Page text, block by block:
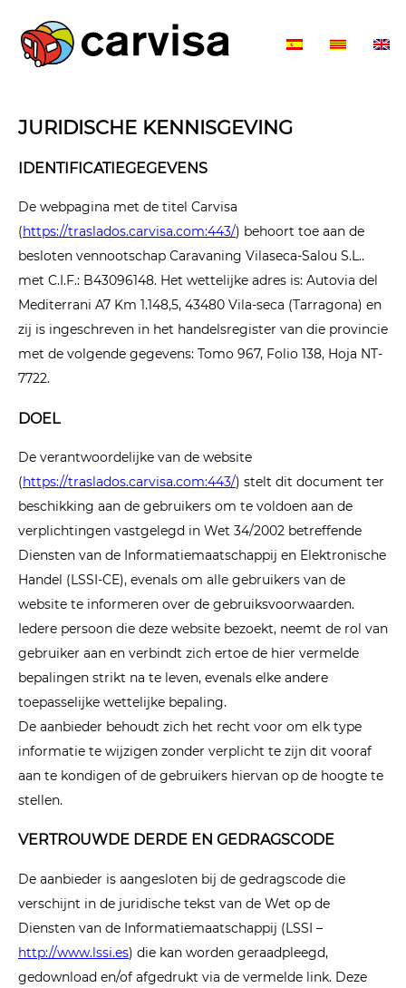
JURIDISCHE KENNISGEVING
IDENTIFICATIEGEGEVENS
De webpagina met de titel Carvisa
(https://traslados.carvisa.com:443/) behoort toe aan de
besloten vennootschap Caravaning Vilaseca-Salou S.L..
met C.I.F.: B43096148. Het wettelijke adres is: Autovia del
Mediterrani A7 Km 1.148,5, 43480 Vila-seca (Tarragona) en
zij is ingeschreven in het handelsregister van die provincie
met de volgende gegevens: Tomo 967, Folio 138, Hoja NT-
7722.
DOEL
De verantwoordelijke van de website
(https://traslados.carvisa.com:443/) stelt dit document ter
beschikking aan de gebruikers om te voldoen aan de
verplichtingen vastgelegd in Wet 34/2002 betreffende
Diensten van de Informatiemaatschappij en Elektronische
Handel (LSSI-CE), evenals om alle gebruikers van de
website te informeren over de gebruiksvoorwaarden.
Iedere persoon die deze website bezoekt, neemt de rol van
gebruiker aan en verbindt zich ertoe de hier vermelde
bepalingen strikt na te leven, evenals elke andere
toepasselijke wettelijke bepaling.
De aanbieder behoudt zich het recht voor om elk type
informatie te wijzigen zonder verplicht te zijn dit vooraf
aan te kondigen of de gebruikers hiervan op de hoogte te
stellen.
VERTROUWDE DERDE EN GEDRAGSCODE
De aanbieder is aangesloten bij de gedragscode die
verschijnt in de juridische tekst van de Wet op de
Diensten van de Informatiemaatschappij (LSSI –
http://www.lssi.es) die kan worden geraadpleegd,
gedownload en/of afgedrukt via de vermelde link. Deze